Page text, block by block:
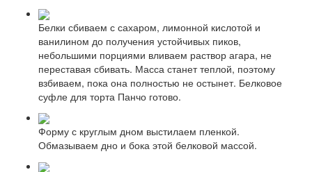
Белки сбиваем с сахаром, лимонной кислотой и
ванилином до получения устойчивых пиков,
небольшими порциями вливаем раствор агара, не
переставая сбивать. Масса станет теплой, поэтому
взбиваем, пока она полностью не остынет. Белковое
суфле для торта Панчо готово.
Форму с круглым дном выстилаем пленкой.
Обмазываем дно и бока этой белковой массой.